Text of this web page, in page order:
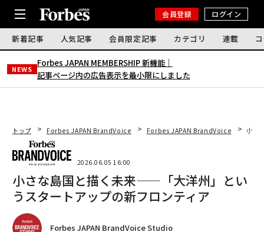
会員登録 ログイン
新着記事 人気記事 会員限定記事 カテゴリ 連載
NEWS
Forbes JAPAN MEMBERSHIP 新機能｜
記事ページ内の広告表示を最小限にしました
トップ Forbes JAPAN BrandVoice Forbes JAPAN BrandVoice 小さ
2026.06.05 16:00
小さな島国と描く未来——「大洋州」とい
うスタートアップの新フロンティア
Forbes JAPAN BrandVoice Studio